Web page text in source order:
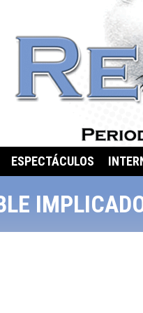
ESPECTÁCULOS